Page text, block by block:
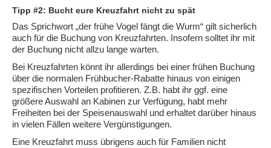
Tipp #2: Bucht eure Kreuzfahrt nicht zu spät
Das Sprichwort „der frühe Vogel fängt die Wurm“ gilt sicherlich
auch für die Buchung von Kreuzfahrten. Insofern solltet ihr mit
der Buchung nicht allzu lange warten.
Bei Kreuzfahrten könnt ihr allerdings bei einer frühen Buchung
über die normalen Frühbucher-Rabatte hinaus von einigen
spezifischen Vorteilen profitieren. Z.B. habt ihr ggf. eine
größere Auswahl an Kabinen zur Verfügung, habt mehr
Freiheiten bei der Speisenauswahl und erhaltet darüber hinaus
in vielen Fällen weitere Vergünstigungen.
Eine Kreuzfahrt muss übrigens auch für Familien nicht